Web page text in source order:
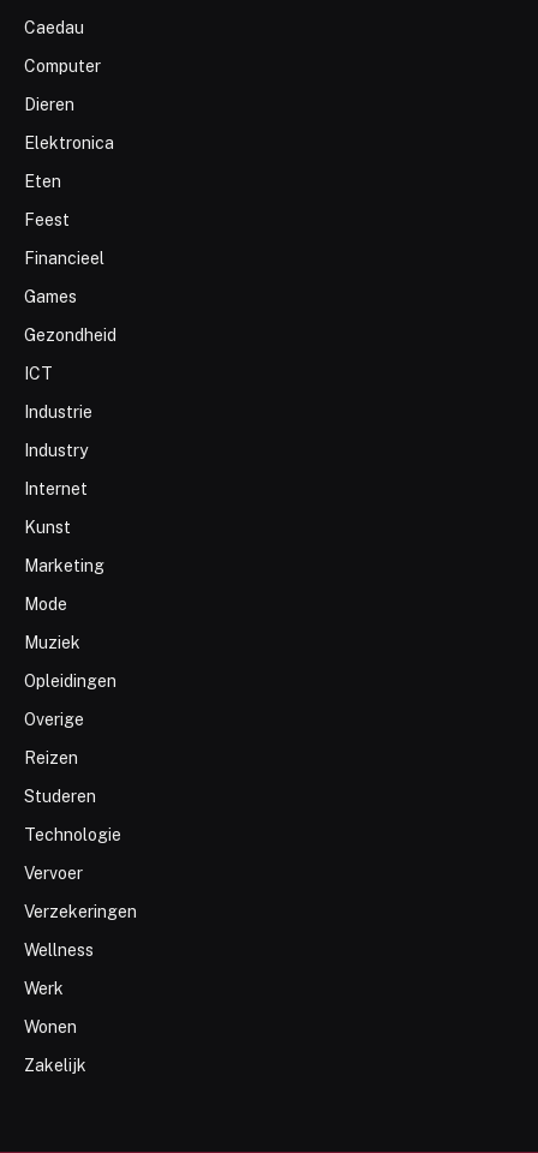
Caedau
Computer
Dieren
Elektronica
Eten
Feest
Financieel
Games
Gezondheid
ICT
Industrie
Industry
Internet
Kunst
Marketing
Mode
Muziek
Opleidingen
Overige
Reizen
Studeren
Technologie
Vervoer
Verzekeringen
Wellness
Werk
Wonen
Zakelijk